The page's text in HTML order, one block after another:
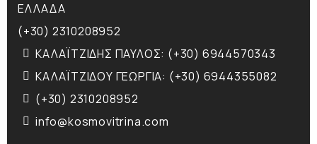
ΕΛΛΑΔΑ
(+30) 2310208952
ΚΑΛΑΪΤΖΙΔΗΣ ΠΑΥΛΟΣ: (+30) 6944570343
ΚΑΛΑΪΤΖΙΔΟΥ ΓΕΩΡΓΙΑ: (+30) 6944355082
(+30) 2310208952
info@kosmovitrina.com